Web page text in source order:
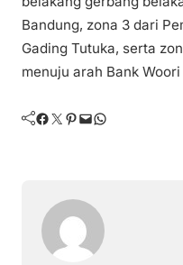
Bandung, zona 3 dari
Gading Tutuka, serta
menuju arah Bank
Facebook Twitter Pinterest Mail WhatsApp